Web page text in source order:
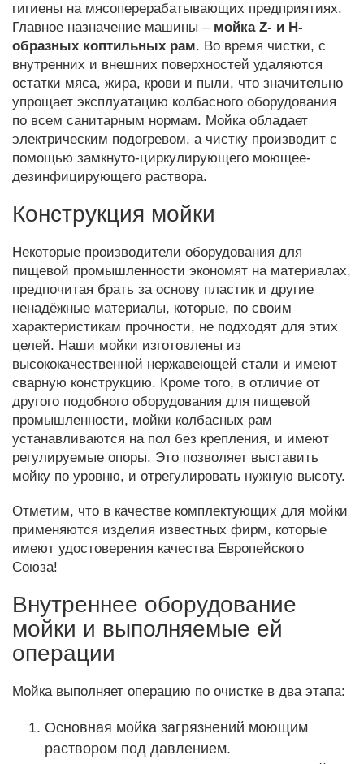
гигиены на мясоперерабатывающих предприятиях.
Главное назначение машины – мойка Z- и H-
образных коптильных рам. Во время чистки, с
внутренних и внешних поверхностей удаляются
остатки мяса, жира, крови и пыли, что значительно
упрощает эксплуатацию колбасного оборудования
по всем санитарным нормам. Мойка обладает
электрическим подогревом, а чистку производит с
помощью замкнуто-циркулирующего моющее-
дезинфицирующего раствора.
Конструкция мойки
Некоторые производители оборудования для
пищевой промышленности экономят на материалах,
предпочитая брать за основу пластик и другие
ненадёжные материалы, которые, по своим
характеристикам прочности, не подходят для этих
целей. Наши мойки изготовлены из
высококачественной нержавеющей стали и имеют
сварную конструкцию. Кроме того, в отличие от
другого подобного оборудования для пищевой
промышленности, мойки колбасных рам
устанавливаются на пол без крепления, и имеют
регулируемые опоры. Это позволяет выставить
мойку по уровню, и отрегулировать нужную высоту.
Отметим, что в качестве комплектующих для мойки
применяются изделия известных фирм, которые
имеют удостоверения качества Европейского
Союза!
Внутреннее оборудование
мойки и выполняемые ей
операции
Мойка выполняет операцию по очистке в два этапа:
Основная мойка загрязнений моющим
раствором под давлением.